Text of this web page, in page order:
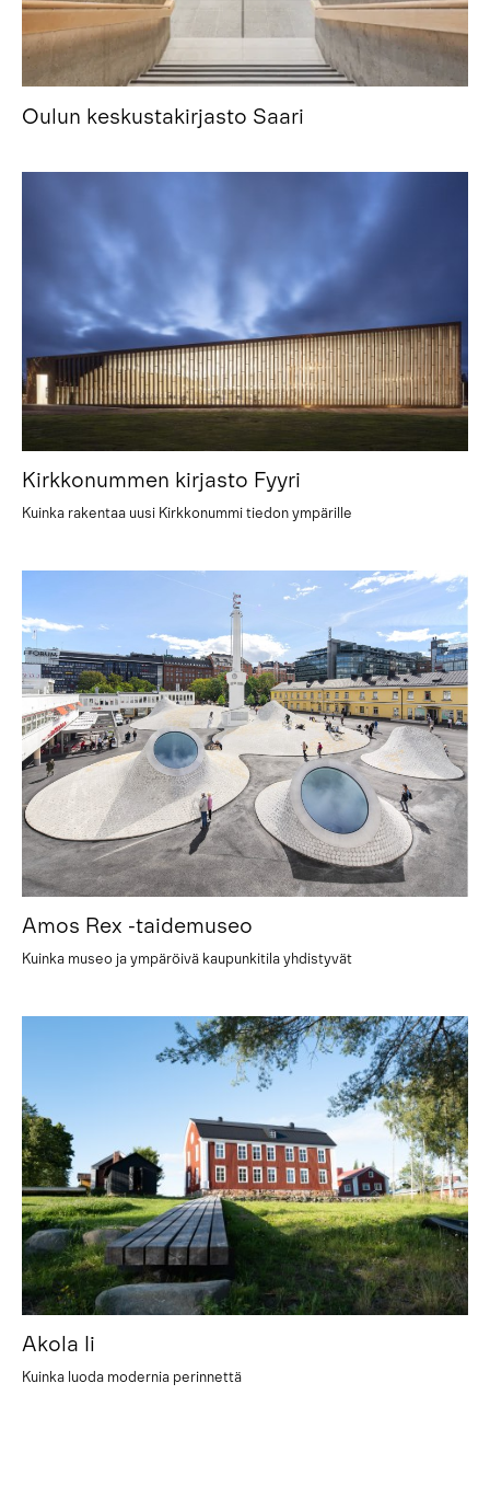
Oulun keskustakirjasto Saari
Kirkkonummen kirjasto Fyyri
Kuinka rakentaa uusi Kirkkonummi tiedon ympärille
Amos Rex -taidemuseo
Kuinka museo ja ympäröivä kaupunkitila yhdistyvät
Akola Ii
Kuinka luoda modernia perinnettä